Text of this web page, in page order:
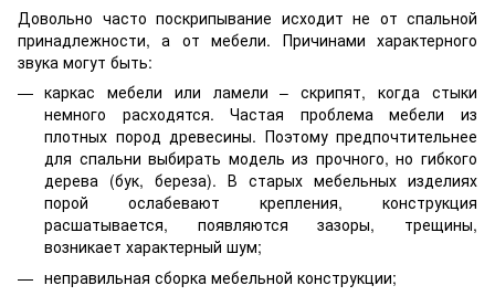
Довольно часто поскрипывание исходит не от спальной
принадлежности, а от мебели. Причинами характерного
звука могут быть:
каркас мебели или ламели – скрипят, когда стыки
немного расходятся. Частая проблема мебели из
плотных пород древесины. Поэтому предпочтительнее
для спальни выбирать модель из прочного, но гибкого
дерева (бук, береза). В старых мебельных изделиях
порой ослабевают крепления, конструкция
расшатывается, появляются зазоры, трещины,
возникает характерный шум;
неправильная сборка мебельной конструкции;